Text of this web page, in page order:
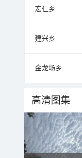
宏仁乡
建兴乡
金龙场乡
高清图集